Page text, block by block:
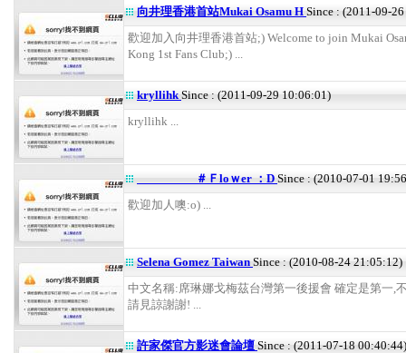
向井理香港首站Mukai Osamu H Since : (2011-09-
歡迎加入向井理香港首站;) Welcome to join Mukai
Kong 1st Fans Club;) ...
kryllihkSince : (2011-09-29 10:06:01)
kryllihk ...
＃Ｆloｗer ：D Since : (2010-07-01
歡迎加人噢:o) ...
Selena Gomez Taiwan Since : (2010-08-24 21:05:12)
中文名稱:席琳娜戈梅茲台灣第一後援會 確定是第一,
請見諒謝謝! ...
許家傑官方影迷會論壇 Since : (2011-07-18 00:40:44)